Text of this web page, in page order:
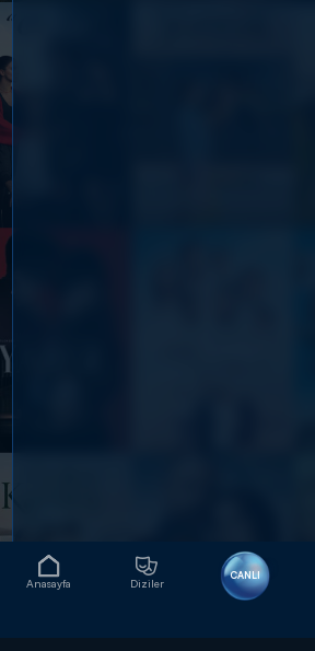
Anasayfa Diziler
CANLI